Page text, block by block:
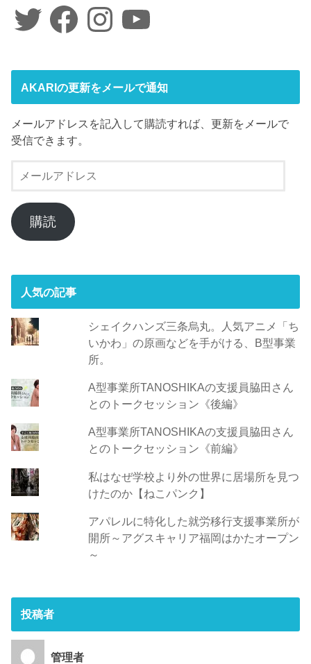
Twitter FacebookInstagramYouTube
AKARIの更新をメールで通知
メールアドレスを記入して購読すれば、更新をメールで
受信できます。
ー
ル
ア
ド
購読
人気の記事
シェイクハンズ三条烏丸。人気アニメ「ち
いかわ」の原画などを手がける、B型事業
所。
A型事業所TANOSHIKAの支援員脇田さん
とのトークセッション《後編》
A型事業所TANOSHIKAの支援員脇田さん
とのトークセッション《前編》
私はなぜ学校より外の世界に居場所を見つ
けたのか【ねこパンク】
アパレルに特化した就労移行支援事業所が
開所～アグスキャリア福岡はかたオープン
～
投稿者
管理者